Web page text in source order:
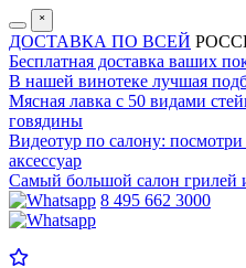
˟
ДОСТАВКА ПО ВСЕЙ
Бесплатная доставка ваших
В нашей винотеке лучшая
Мясная лавка с 50 видами
говядины
Видеотур по салону:
аксессуар
Самый большой салон грилей
8 495 662 3000